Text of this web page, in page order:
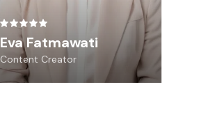
Eva Fatmawati
Content Creator